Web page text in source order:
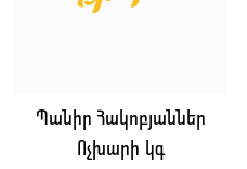
Պանիր Հակոբյաններ
Ոչխարի կգ